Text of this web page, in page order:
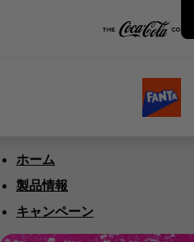
ホーム
製品情報
キャンペーン